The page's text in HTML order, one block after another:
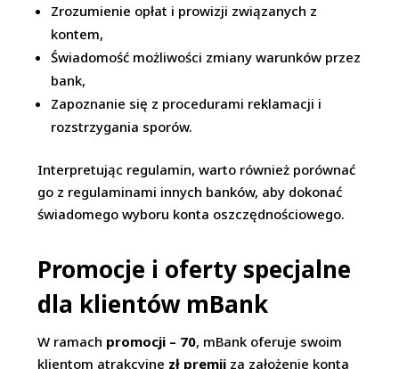
Zrozumienie opłat i prowizji związanych z
kontem,
Świadomość możliwości zmiany warunków przez
bank,
Zapoznanie się z procedurami reklamacji i
rozstrzygania sporów.
Interpretując regulamin, warto również porównać
go z regulaminami innych banków, aby dokonać
świadomego wyboru konta oszczędnościowego.
Promocje i oferty specjalne
dla klientów mBank
W ramach promocji – 70, mBank oferuje swoim
klientom atrakcyjne zł premii za założenie konta